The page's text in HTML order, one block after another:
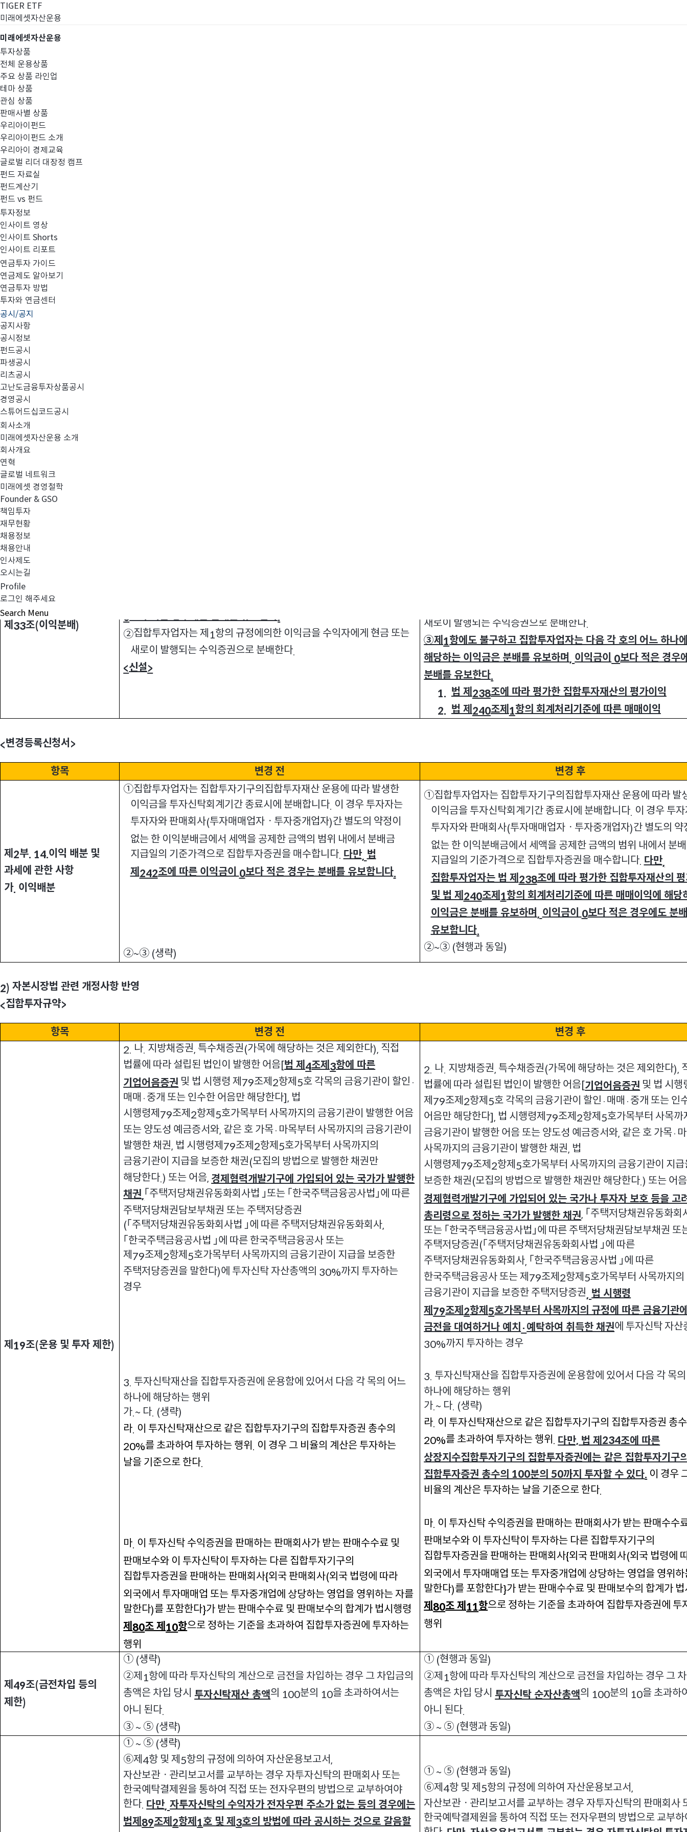
TIGER ETF
미래에셋자산운용
미래에셋자산운용
투자상품
전체 운용상품
주요 상품 라인업
테마 상품
관심 상품
판매사별 상품
우리아이펀드
우리아이펀드 소개
우리아이 경제교육
글로벌 리더 대장정 캠프
펀드 자료실
펀드계산기
펀드 vs 펀드
투자정보
인사이트 영상
인사이트 Shorts
인사이트 리포트
연금투자 가이드
연금제도 알아보기
연금투자 방법
투자와 연금센터
공시/공지
공지사항
공시정보
펀드공시
파생공시
리츠공시
고난도금융투자상품공시
경영공시
스튜어드십코드공시
회사소개
미래에셋자산운용 소개
회사개요
연혁
글로벌 네트워크
미래에셋 경영철학
Founder & GSO
책임투자
재무현황
채용정보
채용안내
인사제도
오시는길
Profile
로그인 해주세요
Search Menu
펀드공시
집합투자규약 변경의 건
1. 대상 펀드
2. 변경 사항
1)세법 개정사항 반영
2)자본시장법 관련 개정사항 반영
3)투자대상자산의 신용평가등급 하락 시 처분 등 관련 사항 반영
3.
효력발생일 2017
4.
1)세법 개정사항 반영
<집합투자규약
제 33조(이익분배)
0 보다 적은 경우에는 분배를 유보한다.
②집합투자업자는 제 1항의 규정에의한 이익금을 수익자에게 현금 또는
새로이 발행되는 수익증권으로 분배한다.
<신설>
새로이 발행되는 수익증권으로 분배한다.
③제 1항에도 불구하고 집합투자업자는 다음 각 호의 어느 하나
해당하는 이익금은 분배를 유보하며,이익금이 0보다 적은 경우
분배를 유보한다.
1. 법 제 238조에 따라 평가한 집합투자재산의 평가이익
2. 법 제 240조제 1항의 회계처리기준에 따른 매매이익
<변경등록신청서 >
항목 변경 전 변경 후
제 2부. 14.이익 배분 및
과세에 관한 사항
가. 이익배분
①집합투자업자는 집합투자기구의집합투자재산 운용에 따라 발생한
이익금을 투자신탁회계기간 종료시에 분배합니다. 이 경우 투자자는
투자자와 판매회사(투자매매업자ㆍ투자중개업자)간 별도의 약정이
없는 한 이익분배금에서 세액을 공제한 금액의 범위 내에서 분배금
지급일의 기준가격으로 집합투자증권을 매수합니다.다만,법
제 242조에 따른 이익금이 0보다 적은 경우는 분배를 유보합니다.
②~③ (생략)
①집합투자업자는 집합투자기구의집합투자재산 운용에 따라 발
이익금을 투자신탁회계기간 종료시에 분배합니다. 이 경우 투
투자자와 판매회사(투자매매업자ㆍ투자중개업자)간 별도의 약
없는 한 이익분배금에서 세액을 공제한 금액의 범위 내에서 분
지급일의 기준가격으로 집합투자증권을 매수합니다.다만,
집합투자업자는 법 제 238조에 따라 평가한 집합투자재산의
및 법 제 240조제 1항의 회계처리기준에 따른 매매이익에 해당
이익금은 분배를 유보하며,이익금이 0보다 적은 경우에도 분
유보합니다.
②~③ (현행과 동일)
2) 자본시장법 관련 개정사항 반영
<집합투자규약>
항목 변경 전 변경 후
제 19조(운용 및 투자 제한)
2. 나. 지방채증권, 특수채증권(가목에 해당하는 것은 제외한다), 직접
법률에 따라 설립된 법인이 발행한 어음[법 제 4조제 3항에 따른
기업어음증권 및 법 시행령 제 79조제 2항제 5호 각목의 금융기관이 할인 ·
매매 · 중개 또는 인수한 어음만 해당한다], 법
시행령제 79조제 2항제 5호가목부터 사목까지의 금융기관이 발행한 어음
또는 양도성 예금증서와, 같은 호 가목· 마목부터 사목까지의 금융기관이
발행한 채권, 법 시행령제 79조제 2항제 5호가목부터 사목까지의
금융기관이 지급을 보증한 채권(모집의 방법으로 발행한 채권만
해당한다.) 또는 어음, 경제협력개발기구에 가입되어 있는 국가가 발행한
채권,「주택저당채권유동화회사법 」또는 「한국주택금융공사법」에 따른
주택저당채권담보부채권 또는 주택저당증권
(「주택저당채권유동화회사법 」에 따른 주택저당채권유동화회사,
「한국주택금융공사법 」에 따른 한국주택금융공사 또는
제 79조제 2항제 5호가목부터 사목까지의 금융기관이 지급을 보증한
주택저당증권을 말한다)에 투자신탁 자산총액의 30%까지 투자하는
경우
3. 투자신탁재산을 집합투자증권에 운용함에 있어서 다음 각 목의 어느
하나에 해당하는 행위
가.~ 다. (생략)
라. 이 투자신탁재산으로 같은 집합투자기구의 집합투자증권 총수의
20%를 초과하여 투자하는 행위 . 이 경우 그 비율의 계산은 투자하는
날을 기준으로 한다.
마. 이 투자신탁 수익증권을 판매하는 판매회사가 받는 판매수수료 및
판매보수와 이 투자신탁이 투자하는 다른 집합투자기구의
집합투자증권을 판매하는 판매회사{외국 판매회사(외국 법령에 따라
외국에서 투자매매업 또는 투자중개업에 상당하는 영업을 영위하는 자를
말한다)를 포함한다}가 받는 판매수수료 및 판매보수의 합계가 법시행령
제 80조 제 10항으로 정하는 기준을 초과하여 집합투자증권에 투자하는
행위
2. 나. 지방채증권, 특수채증권(가목에 해당하는 것은 제외한다),
법률에 따라 설립된 법인이 발행한 어음[기업어음증권 및 법 시행
제 79조제 2항제 5호 각목의 금융기관이 할인 · 매매 · 중개 또는 인
어음만 해당한다], 법 시행령제 79조제 2항제 5호가목부터 사목까
금융기관이 발행한 어음 또는 양도성 예금증서와, 같은 호 가목·
사목까지의 금융기관이 발행한 채권, 법
시행령제 79조제 2항제 5호가목부터 사목까지의 금융기관이 지급
보증한 채권(모집의 방법으로 발행한 채권만 해당한다.) 또는 어음
경제협력개발기구에 가입되어 있는 국가나 투자자 보호 등을 고
총리령으로 정하는 국가가 발행한 채권, 「주택저당채권유동화회
또는 「한국주택금융공사법」에 따른 주택저당채권담보부채권 또
주택저당증권(「주택저당채권유동화회사법 」에 따른
주택저당채권유동화회사, 「한국주택금융공사법 」에 따른
한국주택금융공사 또는 제 79조제 2항제 5호가목부터 사목까지의
금융기관이 지급을 보증한 주택저당증권,법 시행령
제 79조제 2항제 5호가목부터 사목까지의 규정에 따른 금융기관
금전을 대여하거나 예치 ·예탁하여 취득한 채권에 투자신탁 자산
30%까지 투자하는 경우
3. 투자신탁재산을 집합투자증권에 운용함에 있어서 다음 각 목
하나에 해당하는 행위
가.~ 다. (생략)
라. 이 투자신탁재산으로 같은 집합투자기구의 집합투자증권 총
20%를 초과하여 투자하는 행위 . 다만, 법 제234조에 따른
상장지수집합투자기구의 집합투자증권에는 같은 집합투자기구
집합투자증권 총수의 100분의 50까지 투자할 수 있다. 이 경우
비율의 계산은 투자하는 날을 기준으로 한다.
마. 이 투자신탁 수익증권을 판매하는 판매회사가 받는 판매수수
판매보수와 이 투자신탁이 투자하는 다른 집합투자기구의
집합투자증권을 판매하는 판매회사{외국 판매회사(외국 법령에
외국에서 투자매매업 또는 투자중개업에 상당하는 영업을 영위
말한다)를 포함한다}가 받는 판매수수료 및 판매보수의 합계가
제 80조 제 11항으로 정하는 기준을 초과하여 집합투자증권에 투
행위
제 49조(금전차입 등의
제한)
① (생략)
②제 1항에 따라 투자신탁의 계산으로 금전을 차입하는 경우 그 차입금의
총액은 차입 당시 투자신탁재산 총액의 100분의 10을 초과하여서는
아니 된다.
③ ~ ⑤ (생략)
① (현행과 동일)
②제 1항에 따라 투자신탁의 계산으로 금전을 차입하는 경우 그
총액은 차입 당시 투자신탁 순자산총액의 100분의 10을 초과하
아니 된다.
③ ~ ⑤ (현행과 동일)
① ~ ⑤ (생략)
⑥제 4항 및 제 5항의 규정에 의하여 자산운용보고서,
자산보관ㆍ관리보고서를 교부하는 경우 자투자신탁의 판매회사 또는
한국예탁결제원을 통하여 직접 또는 전자우편의 방법으로 교부하여야
한다.다만,자투자신탁의 수익자가 전자우편 주소가 없는 등의 경우에는
법제 89조제 2항제 1호 및 제 3호의 방법에 따라 공시하는 것으로 갈음할
① ~ ⑤ (현행과 동일)
⑥제 4항 및 제 5항의 규정에 의하여 자산운용보고서,
자산보관ㆍ관리보고서를 교부하는 경우 자투자신탁의 판매회사
한국예탁결제원을 통하여 직접 또는 전자우편의 방법으로 교부